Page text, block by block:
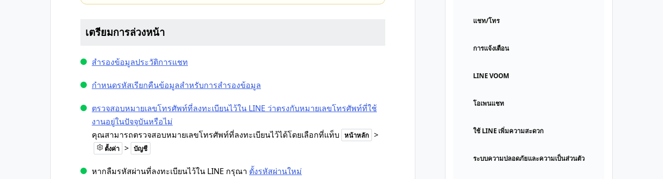
แชท/โทร
การแจ้งเตือน
LINE VOOM
โอเพนแชท
ใช้ LINE เพิ่มความสะดวก
ระบบความปลอดภัยและความเป็นส่วนตัว
เตรียมการล่วงหน้า
สำรองข้อมูลประวัติการแชท
กำหนดรหัสเรียกคืนข้อมูลสำหรับการสำรองข้อมูล
ตรวจสอบหมายเลขโทรศัพท์ที่ลงทะเบียนไว้ใน LINE ว่าตรงกับหมายเลขโทรศัพท์ที่ใช้
งานอยู่ในปัจจุบันหรือไม่
คุณสามารถตรวจสอบหมายเลขโทรศัพท์ที่ลงทะเบียนไว้ได้โดยเลือกที่แท็บ
หน้าหลัก >
ตั้งค่า > บัญชี
หากลืมรหัสผ่านที่ลงทะเบียนไว้ใน LINE กรุณา ตั้งรหัสผ่านใหม่